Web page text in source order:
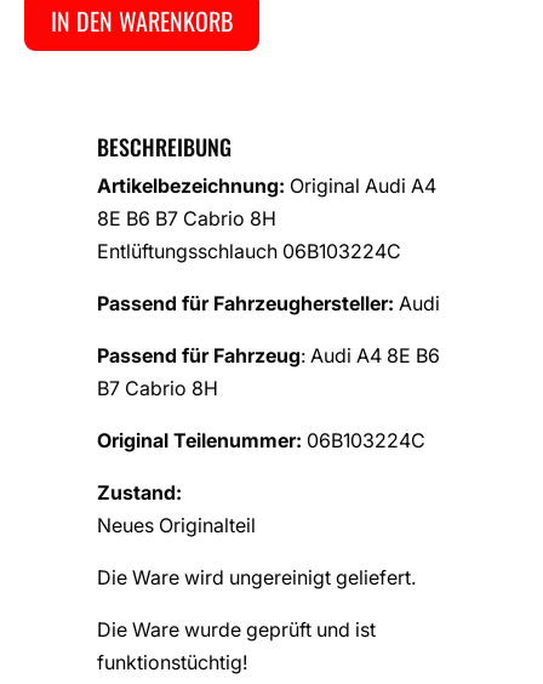
IN DEN WARENKORB
BESCHREIBUNG
Artikelbezeichnung: Original Audi A4
8E B6 B7 Cabrio 8H
Entlüftungsschlauch 06B103224C
Passend für Fahrzeughersteller: Audi
Passend für Fahrzeug: Audi A4 8E B6
B7 Cabrio 8H
Original Teilenummer: 06B103224C
Zustand:
Neues Originalteil
Die Ware wird ungereinigt geliefert.
Die Ware wurde geprüft und ist
funktionstüchtig!